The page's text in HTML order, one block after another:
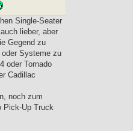
Single-Seater
lieber, aber
Gegend zu
Systeme zu
oder Tornado
Cadillac
noch zum
Pick-Up Truck